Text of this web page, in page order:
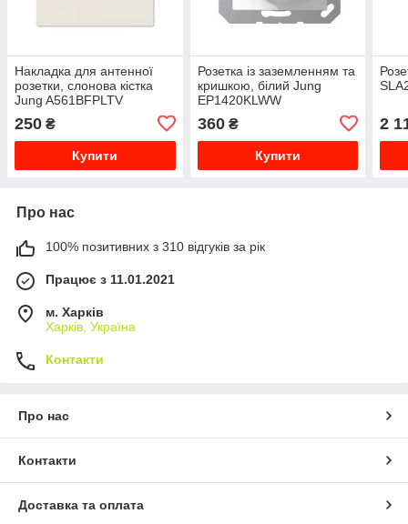
Накладка для антенної
розетки, слонова кістка
Jung A561BFPLTV
250 ₴
Купити
Розетка із заземленням та
кришкою, білий Jung
EP1420KLWW
360₴
Купити
2
Про нас
100% позитивних з 310 відгуків за рік
Працює з 11.01.2021
м. Харків
Харків, Україна
Контакти
Про нас
Контакти
Доставка та оплата